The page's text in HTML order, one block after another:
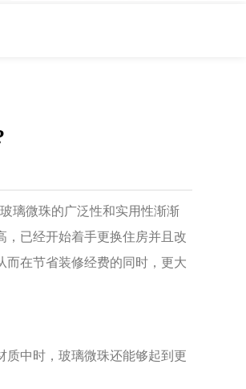
璃微珠的广泛性和实用性渐渐
，已经开始着手更换住房并且改
而在节省装修经费的同时，更大
中时，玻璃微珠还能够起到更